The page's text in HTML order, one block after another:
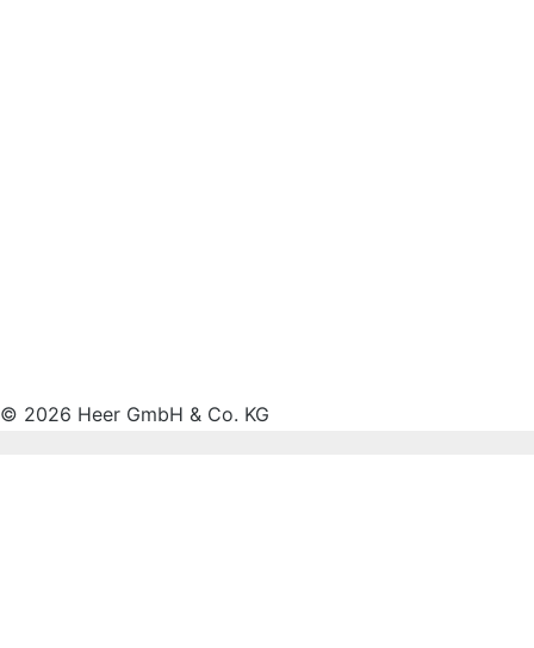
© 2026 Heer GmbH & Co. KG